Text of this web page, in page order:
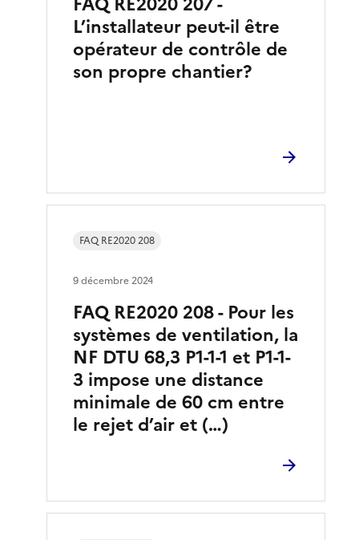
L’installateur peut-il être
opérateur de contrôle de
son propre chantier?
FAQ RE2020 208 - Pour les
systèmes de ventilation, la
NF DTU 68,3 P1-1-1 et P1-1-
3 impose une distance
minimale de 60 cm entre
le rejet d’air et (…)
FAQ RE2020 208
9 décembre 2024